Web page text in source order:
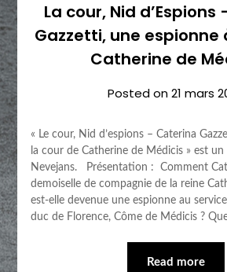
La cour, Nid
Gazzetti, une espionne
Catherine de
Posted on21 mars
« Le cour, Nid d’espions – Caterina
la cour de Catherine de Médicis » est un
Nevejans. Présentation : Comment
demoiselle de compagnie de la reine
est-elle devenue une espionne au
duc de Florence, Côme de Médicis ?
Read more